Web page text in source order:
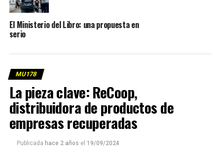
El Ministerio del Libro: una propuesta en
serio
MU178
La pieza clave: ReCoop,
distribuidora de productos de
empresas recuperadas
Publicada hace 2 años el 19/09/2024